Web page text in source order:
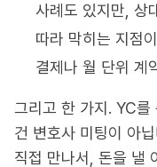
사례도 있지만, 상
따라 막히는 지점
결제나 월 단위 계
그리고 한 가지. YC를
건 변호사 미팅이 아
직접 만나서, 돈을 낼